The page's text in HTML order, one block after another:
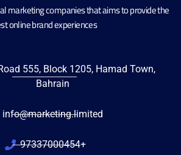
marketing companies that aims to provide the
online brand experiences
555, Block 1205, Hamad Town,
Bahrain
info@marketing.limited
97337000454+